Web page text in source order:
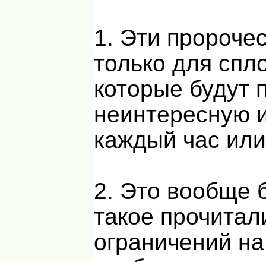
1. Эти
только для
которые будут
неинтересную
каждый час
2. Это вообще
такое
ограничений